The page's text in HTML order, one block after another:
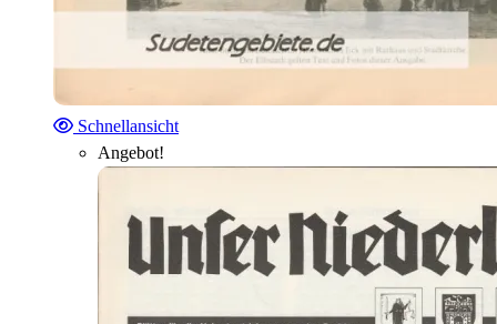
Schnellansicht
Angebot!